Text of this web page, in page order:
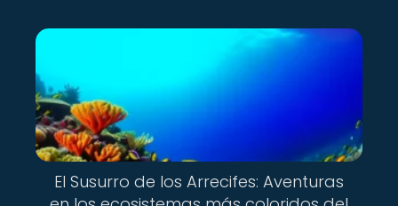
El Susurro de los Arrecifes: Aventuras